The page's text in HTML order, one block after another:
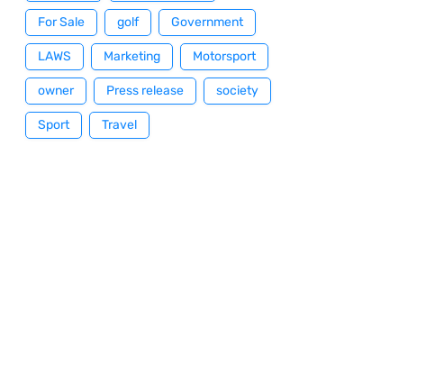
For Sale golf Government
LAWS Marketing Motorsport
owner Press release society
Sport Travel